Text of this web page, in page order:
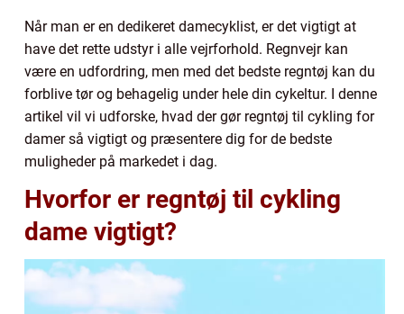
Når man er en dedikeret damecyklist, er det vigtigt at
have det rette udstyr i alle vejrforhold. Regnvejr kan
være en udfordring, men med det bedste regntøj kan du
forblive tør og behagelig under hele din cykeltur. I denne
artikel vil vi udforske, hvad der gør regntøj til cykling for
damer så vigtigt og præsentere dig for de bedste
muligheder på markedet i dag.
Hvorfor er regntøj til cykling
dame vigtigt?